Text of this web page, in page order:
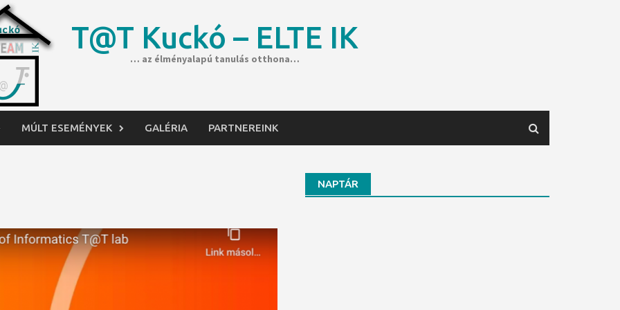
T@T Kuckó – ELTE IK
… az élményalapú tanulás otthona…
MÚLT ESEMÉNYEK GALÉRIA PARTNEREINK
NAPTÁR